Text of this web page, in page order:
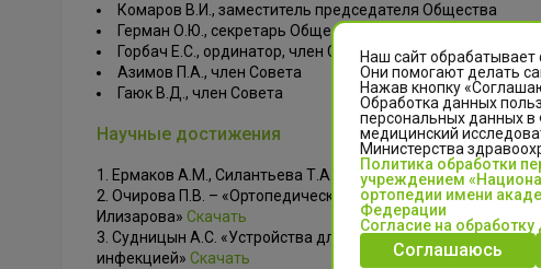
Комаров В.И., заместитель председателя Общества
Герман О.Ю., секретарь Общества
Горбач Е.С., ординатор, член Совета
Азимов П.А., член Совета
Гаюк В.Д., член Совета
Научные достижения
Ермаков А.М., Силантьева Т.А. «Перипротезная инфекция
Очирова П.В. – «Ортопедическое пособие помощи
Илизарова»Скачать
Судницын А.С. «Устройства для персонализации
инфекцией»Скачать
Наш сайт обрабатывает
Они помогают делать
Нажав кнопку
Обработка данных
персональных данных
медицинский
Министерства
Политика обработки
учреждением
ортопедии имени
Федерации
Согласие на
Соглашаюсь